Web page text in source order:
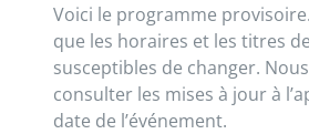
Voici le programme
que les horaires et les titres
susceptibles de changer.
consulter les mises à jour à
date de l’événement.